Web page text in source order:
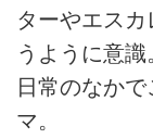
ターやエス
うように意識
日常のなか
マ。